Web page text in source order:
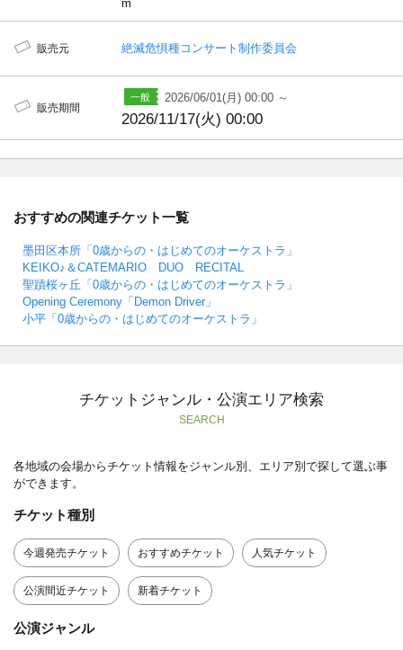
m
販売元 絶滅危惧種コンサート制作委員会
販売期間
2026/06/01(月) 00:00 ～
2026/11/17(火) 00:00
おすすめの関連チケット一覧
墨田区本所「0歳からの・はじめてのオーケストラ」
KEIKO♪＆CATEMARIO DUO RECITAL
聖蹟桜ヶ丘「0歳からの・はじめてのオーケストラ」
Opening Ceremony「Demon Driver」
小平「0歳からの・はじめてのオーケストラ」
チケットジャンル・公演エリア検索
SEARCH
各地域の会場からチケット情報をジャンル別、エリア別で探して選ぶ事
ができます。
チケット種別
今週発売チケット おすすめチケット 人気チケット
公演間近チケット 新着チケット
公演ジャンル